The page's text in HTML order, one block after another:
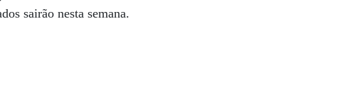
sairão nesta semana.